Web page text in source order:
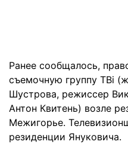
Ранее сообщалось,
съемочную группу ТВі
Шустрова, режиссер
Антон Квитень) возле
Межигорье.
резиденции Януковича.